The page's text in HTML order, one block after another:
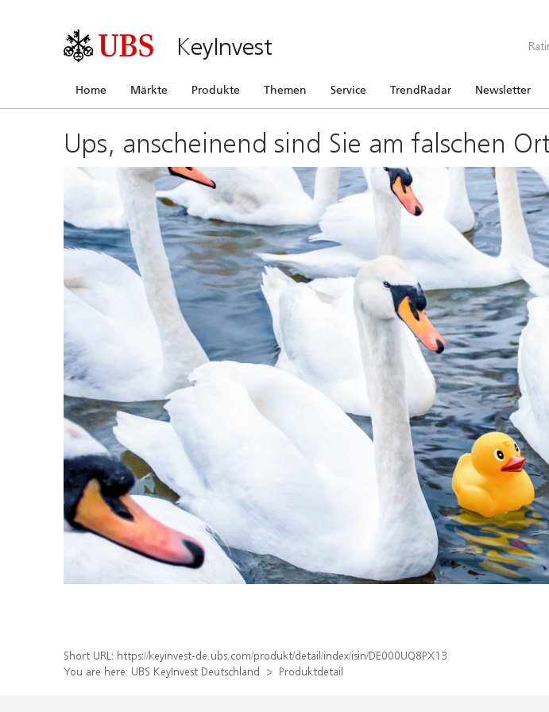
KeyInvest
Home Märkte Produkte Themen Service TrendRadar Newsletter
Ups, anscheinend sind Sie am falschen
Short URL: https://keyinvest-de.ubs.com/produkt/detail/index/isin/DE000UQ8PX13
You are here: UBS KeyInvest Deutschland Produktdetail